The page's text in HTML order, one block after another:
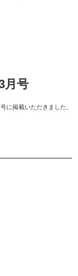
月号
に掲載いただきました。